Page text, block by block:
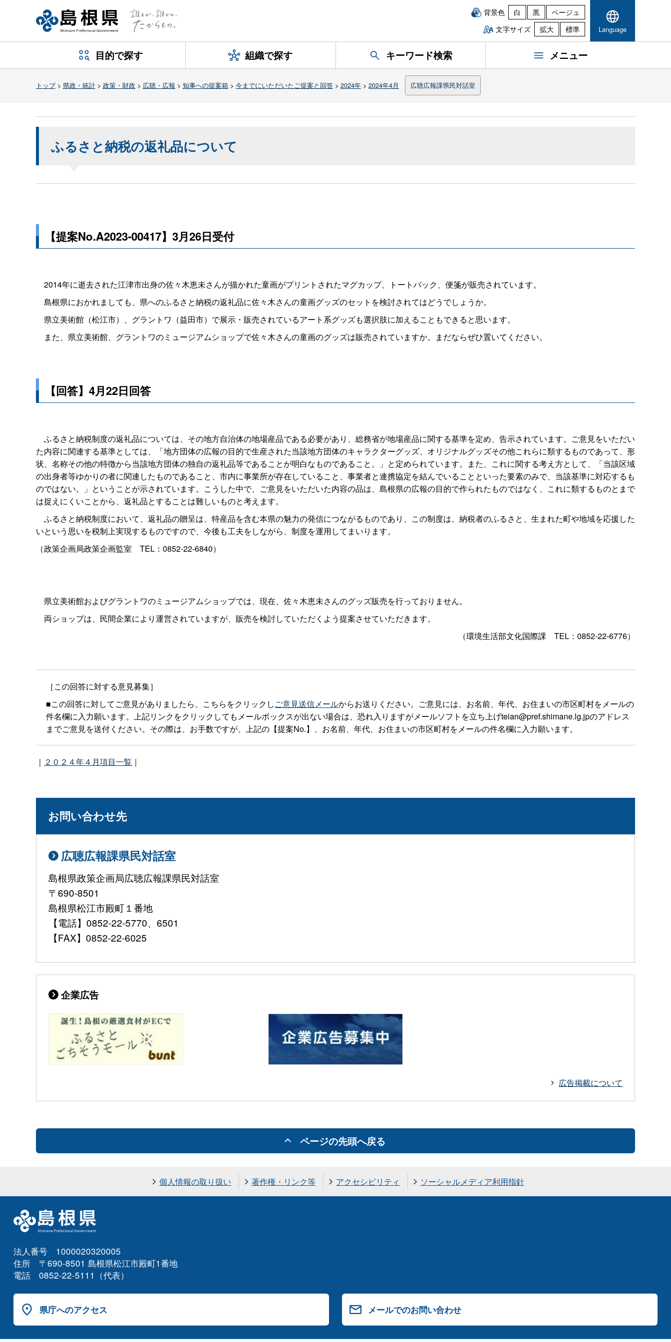
背景色 白 黒
ベージュ
文字サイズ
拡大 標準 Language
目的で探す 組織で探す キーワード検索 メニュー
トップ> 県政・統計 > 政策・財政 > 広聴・広報 > 知事への提案箱 > 今までにいただいたご提案と回答 > 2024年 > 2024年4月 広聴広報課県民対話室
ふるさと納税の返礼品について
【提案No.A2023-00417】3月26日受付
2014年に逝去された江津市出身の佐々木恵未さんが描かれた童画がプリントされたマグカップ、トートバック、便箋が販売されています。
島根県におかれましても、県へのふるさと納税の返礼品に佐々木さんの童画グッズのセットを検討されてはどうでしょうか。
県立美術館（松江市）、グラントワ（益田市）で展示・販売されているアート系グッズも選択肢に加えることもできると思います。
また、県立美術館、グラントワのミュージアムショップで佐々木さんの童画のグッズは販売されていますか。まだならぜひ置いてください。
【回答】4月22日回答
ふるさと納税制度の返礼品については、その地方自治体の地場産品である必要があり、総務省が地場産品に関する基準を定め、告示されています。ご意見をいただい
た内容に関連する基準としては、「地方団体の広報の目的で生産された当該地方団体のキャラクターグッズ、オリジナルグッズその他これらに類するものであって、形
状、名称その他の特徴から当該地方団体の独自の返礼品等であることが明白なものであること。」と定められています。また、これに関する考え方として、「当該区域
の出身者等ゆかりの者に関連したものであること、市内に事業所が存在していること、事業者と連携協定を結んでいることといった要素のみで、当該基準に対応するも
のではない。」ということが示されています。こうした中で、ご意見をいただいた内容の品は、島根県の広報の目的で作られたものではなく、これに類するものとまで
は捉えにくいことから、返礼品とすることは難しいものと考えます。
ふるさと納税制度において、返礼品の贈呈は、特産品を含む本県の魅力の発信につながるものであり、この制度は、納税者のふるさと、生まれた町や地域を応援した
いという思いを税制上実現するものですので、今後も工夫をしながら、制度を運用してまいります。
（政策企画局政策企画監室 TEL：0852-22-6840）
県立美術館およびグラントワのミュージアムショップでは、現在、佐々木恵未さんのグッズ販売を行っておりません。
両ショップは、民間企業により運営されていますが、販売を検討していただくよう提案させていただきます。
（環境生活部文化国際課 TEL：0852-22-6776）
［この回答に対する意見募集］
■この回答に対してご意見がありましたら、こちらをクリックしご意見送信メールからお送りください。ご意見には、お名前、年代、お住まいの市区町村をメールの
件名欄に入力願います。上記リンクをクリックしてもメールボックスが出ない場合は、恐れ入りますがメールソフトを立ち上げteian@pref.shimane.lg.jpのアドレス
までご意見を送付ください。その際は、お手数ですが、上記の【提案No.】、お名前、年代、お住まいの市区町村をメールの件名欄に入力願います。
｜ ２０２４年４月項目一覧 ｜
お問い合わせ先
広聴広報課県民対話室
島根県政策企画局広聴広報課県民対話室
〒690-8501
島根県松江市殿町１番地
【電話】0852-22-5770、6501
【FAX】0852-22-6025
企業広告
広告掲載について
ページの先頭へ戻る
個人情報の取り扱い 著作権・リンク等 アクセシビリティ ソーシャルメディア利用指針
法人番号 1000020320005
住所 〒690-8501 島根県松江市殿町1番地
電話 0852-22-5111（代表）
県庁へのアクセス メールでのお問い合わせ